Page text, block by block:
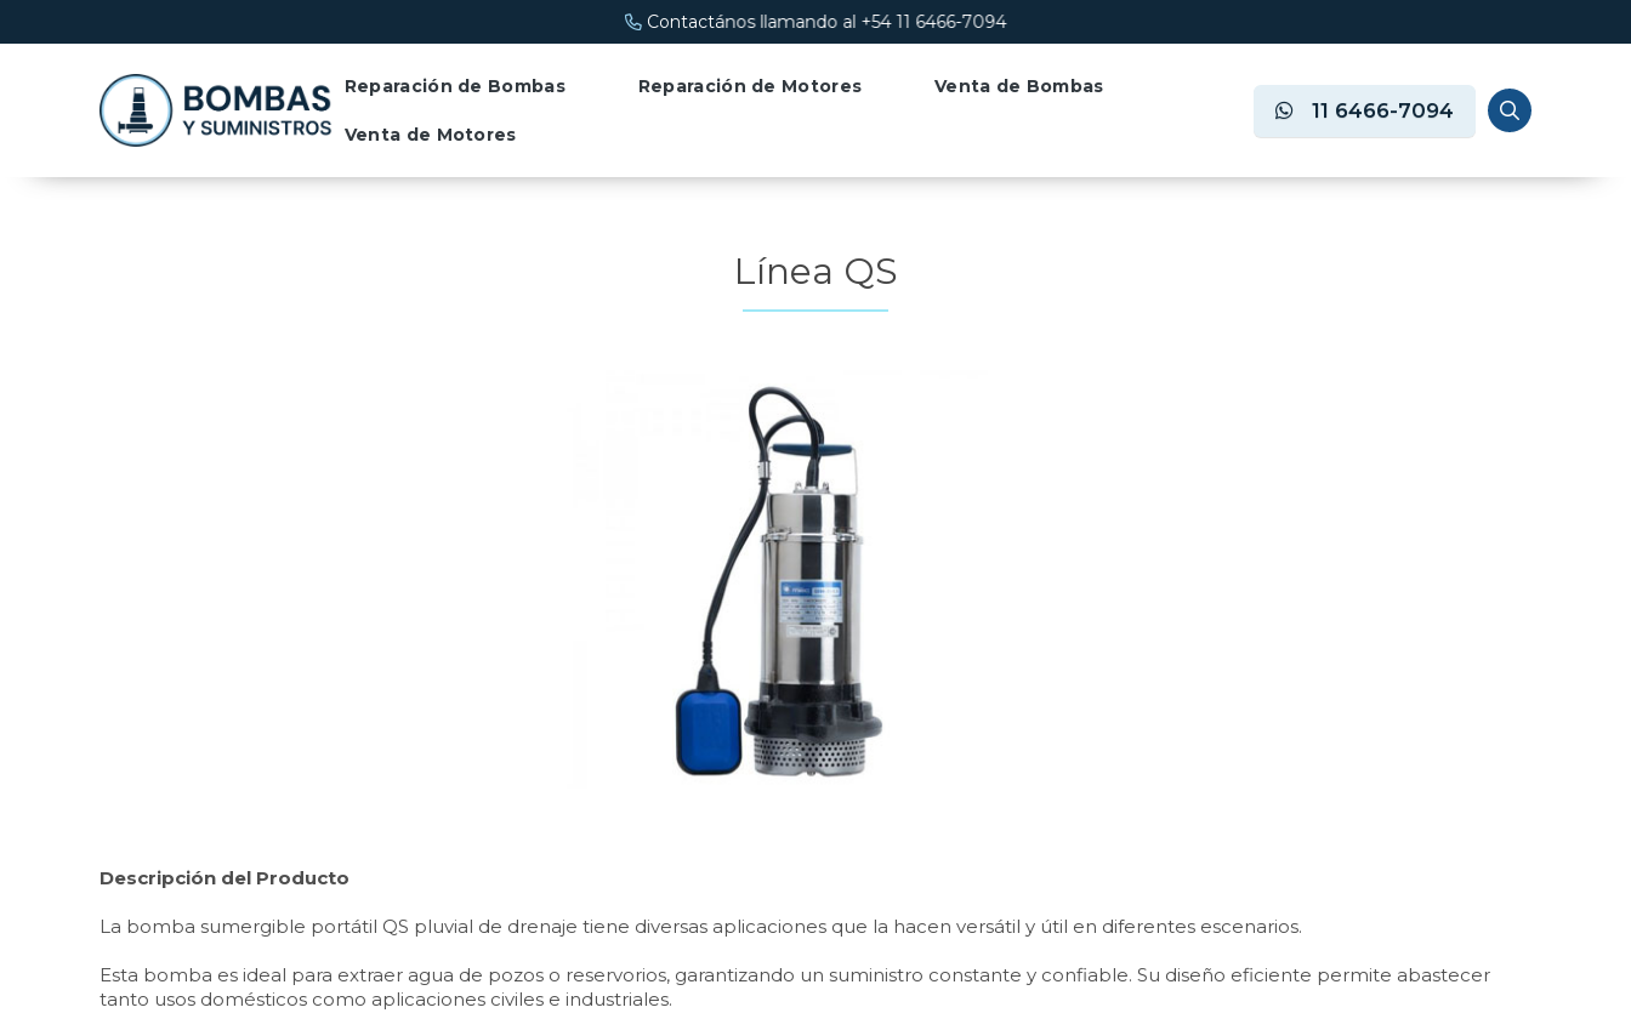
11 6466-7094
Reparación de Bombas Reparación de Motores Venta de Bombas
Venta de Motores
Línea QS
Descripción del Producto
La bomba sumergible portátil QS pluvial de drenaje tiene diversas aplicaciones que la hacen versátil y útil en diferentes escenarios.
Esta bomba es ideal para extraer agua de pozos o reservorios, garantizando un suministro constante y confiable. Su diseño eficiente permite abastecer
tanto usos domésticos como aplicaciones civiles e industriales.